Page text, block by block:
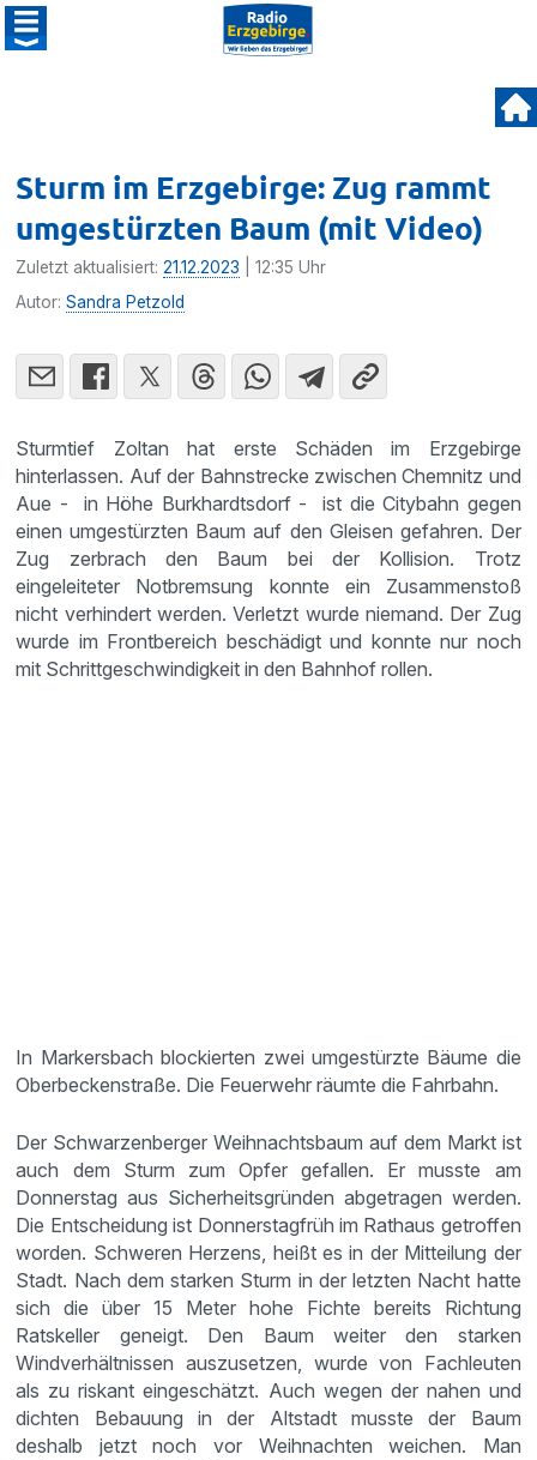
Sturm im Erzgebirge: Zug rammt
umgestürzten Baum (mit Video)
Zuletzt aktualisiert:21.12.2023 | 12:35 Uhr
Autor:Sandra Petzold
Sturmtief Zoltan hat erste Schäden im Erzgebirge
hinterlassen. Auf der Bahnstrecke zwischen Chemnitz und
Aue - in Höhe Burkhardtsdorf - ist die Citybahn gegen
einen umgestürzten Baum auf den Gleisen gefahren. Der
Zug zerbrach den Baum bei der Kollision. Trotz
eingeleiteter Notbremsung konnte ein Zusammenstoß
nicht verhindert werden. Verletzt wurde niemand. Der Zug
wurde im Frontbereich beschädigt und konnte nur noch
mit Schrittgeschwindigkeit in den Bahnhof rollen.
In Markersbach blockierten zwei umgestürzte Bäume die
Oberbeckenstraße. Die Feuerwehr räumte die Fahrbahn.
Der Schwarzenberger Weihnachtsbaum auf dem Markt ist
auch dem Sturm zum Opfer gefallen. Er musste am
Donnerstag aus Sicherheitsgründen abgetragen werden.
Die Entscheidung ist Donnerstagfrüh im Rathaus getroffen
worden. Schweren Herzens, heißt es in der Mitteilung der
Stadt. Nach dem starken Sturm in der letzten Nacht hatte
sich die über 15 Meter hohe Fichte bereits Richtung
Ratskeller geneigt. Den Baum weiter den starken
Windverhältnissen auszusetzen, wurde von Fachleuten
als zu riskant eingeschätzt. Auch wegen der nahen und
dichten Bebauung in der Altstadt musste der Baum
deshalb jetzt noch vor Weihnachten weichen. Man